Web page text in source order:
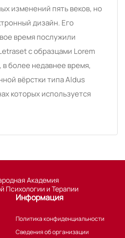
изменений пять веков, но
дизайн. Его
время послужили
с образцами Lorem
в более недавнее время,
вёрстки типа Aldus
которых используется
Академия
Психологии и Терапии
Информация
Политика конфиденциальности
Сведения об организации